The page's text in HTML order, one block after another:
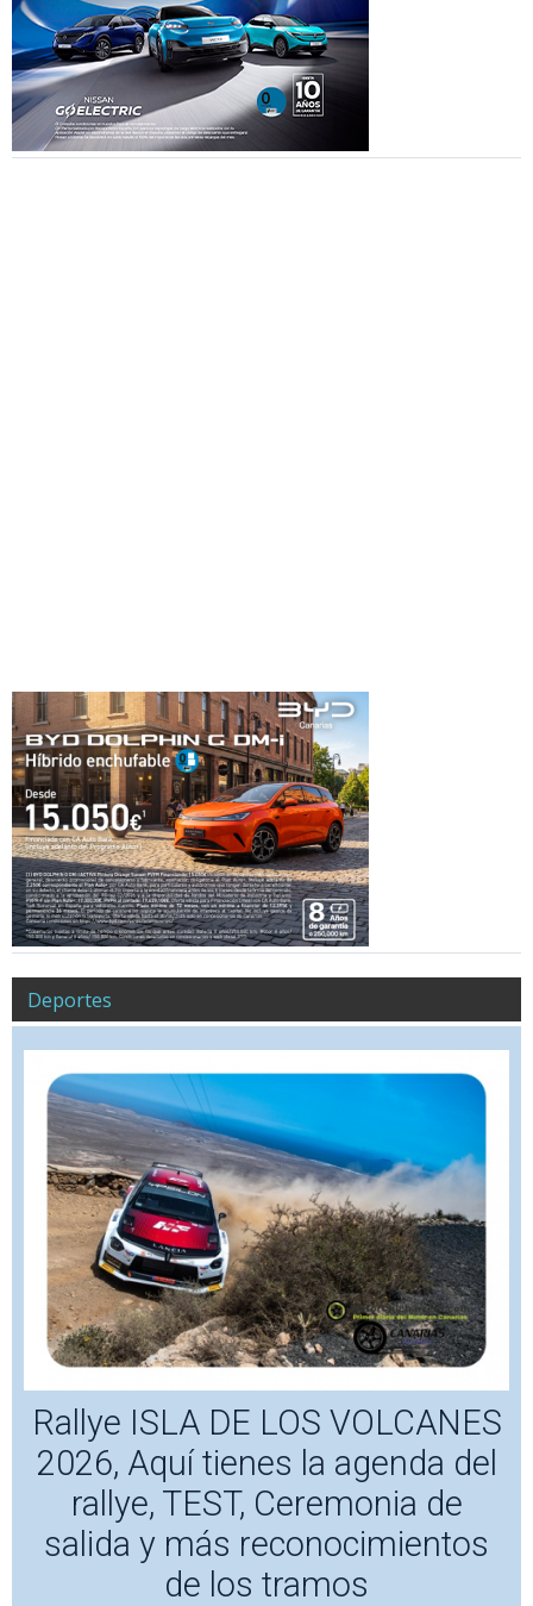
Deportes
Rallye ISLA DE LOS VOLCANES
2026, Aquí tienes la agenda del
rallye, TEST, Ceremonia de
salida y más reconocimientos
de los tramos